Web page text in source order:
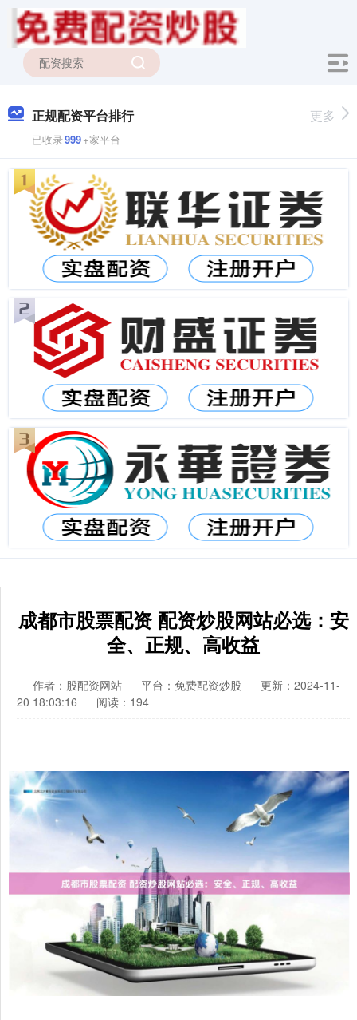
正规配资平台排行
已收录999+家平台
更多
成都市股票配资 配资炒股网站必选：安
全、正规、高收益
作者：股配资网站 平台：免费配资炒股
更新：2024-11-
20 18:03:16
阅读：194